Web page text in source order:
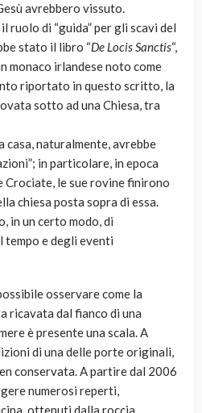
avrebbero vissuto.
ruolo di “guida” per gli scavi del
stato il libro “De Locis Sanctis“,
monaco irlandese noto come
riportato in questo scritto, la
sotto ad una Chiesa, tra
casa, naturalmente, avrebbe
in particolare, in epoca
Crociate, le sue rovine finirono
chiesa posta sopra di essa.
in un certo modo, di
tempo e degli eventi
osservare come la
ricavata dal fianco di una
è presente una scala. A
di una delle porte originali,
conservata. A partire dal 2006
numerosi reperti,